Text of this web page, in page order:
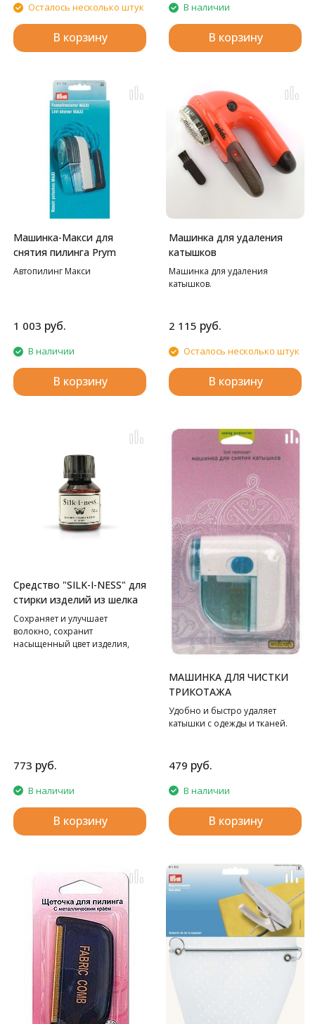
Осталось несколько штук
В корзину
В наличии
В корзину
Машинка-Макси для
снятия пилинга Prym
Автопилинг Макси
1 003 руб.
В наличии
В корзину
Машинка для удаления
катышков
Машинка для удаления
катышков.
2 115 руб.
Осталось несколько штук
В корзину
Средство "SILK-I-NESS" для
стирки изделий из шелка
Сохраняет и улучшает
волокно, сохранит
насыщенный цвет изделия,
773 руб.
В наличии
В корзину
МАШИНКА ДЛЯ ЧИСТКИ
ТРИКОТАЖА
Удобно и быстро удаляет
катышки с одежды и тканей.
479 руб.
В наличии
В корзину